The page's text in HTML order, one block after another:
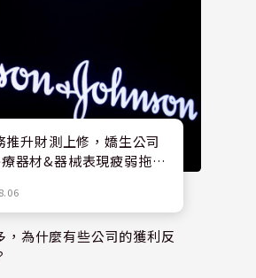
推升財測上修，嬌生公司
器材&器械表現疲弱拖累
，為什麼有些公司的獲利反